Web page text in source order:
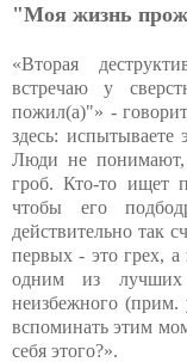
"Моя жизнь
«Вторая
встречаю у
пожил(а)"» -
здесь:
Люди не понимают,
гроб. Кто-то ищет
чтобы его
действительно так
первых - это грех,
одним из лучших
неизбежного
вспоминать этим
себя этого?».